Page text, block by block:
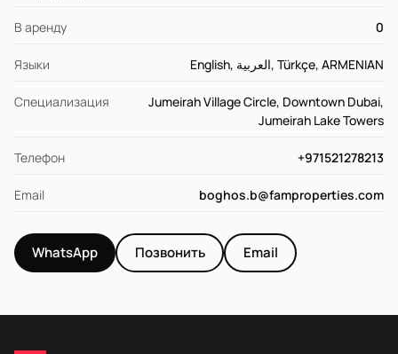
В аренду 0
Языки English, العربية, Türkçe, ARMENIAN
Специализация
Jumeirah Village Circle, Downtown Dubai,
Jumeirah Lake Towers
Телефон +971521278213
Email boghos.b@famproperties.com
WhatsApp Позвонить Email